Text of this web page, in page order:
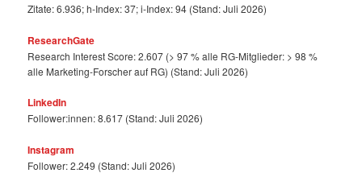
Zitate: 6.936; h-Index: 37; i-Index: 94 (Stand: Juli 2026)
ResearchGate
Research Interest Score: 2.607 (> 97 % alle RG-Mitglieder: > 98 %
alle Marketing-Forscher auf RG) (Stand: Juli 2026)
LinkedIn
Follower:innen: 8.617 (Stand: Juli 2026)
Instagram
Follower: 2.249 (Stand: Juli 2026)